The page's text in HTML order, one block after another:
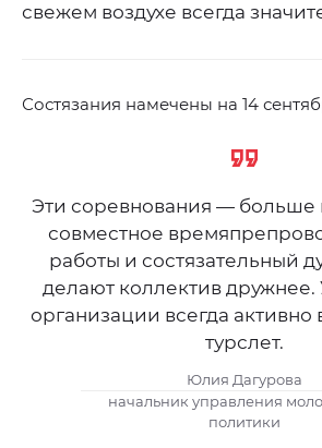
свежем воздухе всегда
Состязания намечены на 14
Эти соревнования — больше
совместное
работы и состязательный
делают коллектив
организации всегда активно
турслет.
Юлия Дагурова
начальник управления
политики